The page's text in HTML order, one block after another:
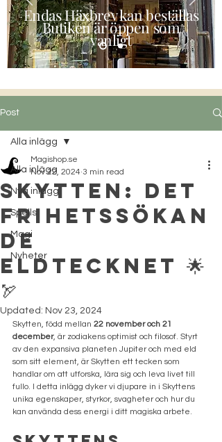
Endas Häxbrev kan beställas
Butiken är öppen som
vanligt
Post
Alla inlägg
Nya inlägg
Spells
Magi
Nyheter
Alla inlägg
Skytten: Det
Frihetssökan
de
Eldtecknet 🌟
🏹
Magishop.se
Nov 22, 2024 3 min read
Updated: Nov 23, 2024
Skytten, född mellan 22 november och 21
december, är zodiakens optimist och filosof. Styrt
av den expansiva planeten Jupiter och med eld
som sitt element, är Skytten ett tecken som
handlar om att utforska, lära sig och leva livet till
fullo. I detta inlägg dyker vi djupare in i Skyttens
unika egenskaper, styrkor, svagheter och hur du
kan använda dess energi i ditt magiska arbete.